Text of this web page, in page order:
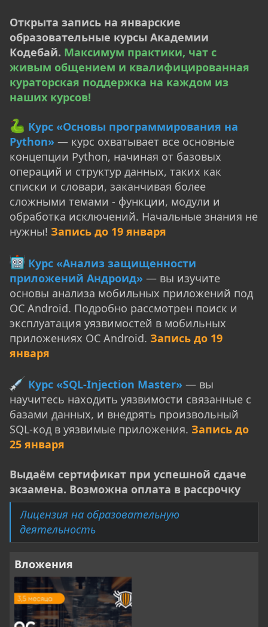
Открыта запись на январские
образовательные курсы Академии
Кодебай. Максимум практики, чат с
живым общением и квалифицированная
кураторская поддержка на каждом из
наших курсов!
Курс «Основы программирования на
Python» — курс охватывает все основные
концепции Python, начиная от базовых
операций и структур данных, таких как
списки и словари, заканчивая более
сложными темами - функции, модули и
обработка исключений. Начальные знания не
нужны! Запись до 19 января
Курс «Анализ защищенности
приложений Андроид» — вы изучите
основы анализа мобильных приложений под
ОС Android. Подробно рассмотрен поиск и
эксплуатация уязвимостей в мобильных
приложениях ОС Android. Запись до 19
января
Курс «SQL-Injection Master» — вы
научитесь находить уязвимости связанные с
базами данных, и внедрять произвольный
SQL-код в уязвимые приложения. Запись до
25 января
Выдаём сертификат при успешной сдаче
экзамена. Возможна оплата в рассрочку
Лицензия на образовательную
деятельность
Вложения